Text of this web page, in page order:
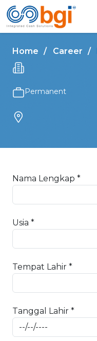
Home Career
Permanent
Nama Lengkap *
Usia *
Tempat Lahir *
Tanggal Lahir *